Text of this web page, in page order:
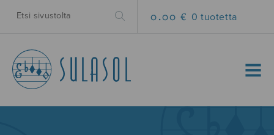
0.00 € 0 tuotetta
MENU